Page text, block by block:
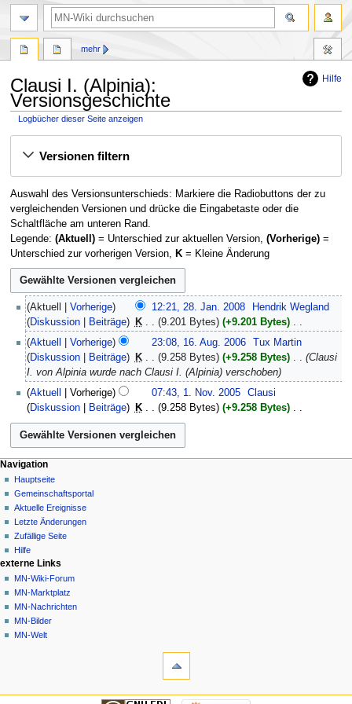
Hilfe
Clausi I. (Alpinia):
Versionsgeschichte
Logbücher dieser Seite anzeigen
Navigation
Suche Versionen filtern
Auswahl des Versionsunterschieds: Markiere die Radiobuttons der zu
vergleichenden Versionen und drücke die Eingabetaste oder die
Schaltfläche am unteren Rand.
Legende: (Aktuell)= Unterschied zur aktuellen Version, (Vorherige)=
Unterschied zur vorherigen Version, K= Kleine Änderung
Januar
2008
Aktuell Vorherige 12:21, 28. Jan. 2008
Hendrik Wegland
Diskussion
Beiträge K 9.201 Bytes +9.201 Bytes ‎
K
e
n
e
B
e
a
r
b
e
i
u
g
s
z
u
s
a
n
August
2006
Aktuell Vorherige 23:08, 16. Aug. 2006
Tux Martin
Diskussion
Beiträge K 9.258 Bytes +9.258 Bytes ‎
Clausi
I. von Alpinia wurde nach Clausi I. (Alpinia) verschoben
1.
November
Aktuell Vorherige 07:43, 1. Nov. 2005
Clausi
Diskussion
Beiträge K 9.258 Bytes +9.258 Bytes ‎
K
e
n
e
B
e
a
r
b
t
u
n
Navigationsmenü
Seitenaktionen
Seite
Diskussion
Lesen
Quelltext
anzeigen
Versionsgeschichte
mehr
Meine Werkzeuge
Nicht
angemeldet
Diskussionsseite
Beiträge
Anmelden
Navigation
Hauptseite
Gemeinschafts­portal
Aktuelle Ereignisse
Letzte Änderungen
Zufällige Seite
Hilfe
Suche
externe Links
MN-Wiki-Forum
MN-Marktplatz
MN-Nachrichten
MN-Bilder
MN-Welt
Navigation